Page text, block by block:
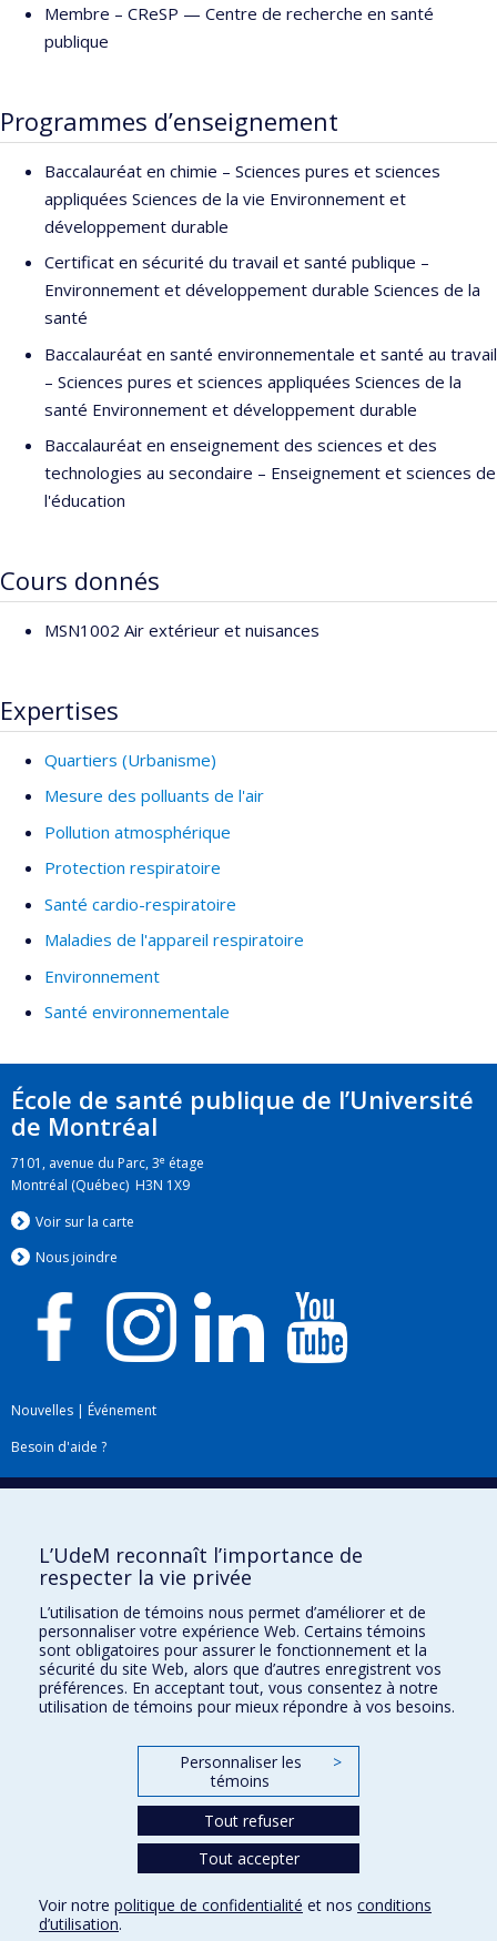
Membre – CReSP — Centre de recherche en santé
publique
Programmes d’enseignement
Baccalauréat en chimie – Sciences pures et sciences
appliquées Sciences de la vie Environnement et
développement durable
Certificat en sécurité du travail et santé publique –
Environnement et développement durable Sciences de la
santé
Baccalauréat en santé environnementale et santé au travail
– Sciences pures et sciences appliquées Sciences de la
santé Environnement et développement durable
Baccalauréat en enseignement des sciences et des
technologies au secondaire – Enseignement et sciences de
l'éducation
Cours donnés
MSN1002 Air extérieur et nuisances
Expertises
Quartiers (Urbanisme)
Mesure des polluants de l'air
Pollution atmosphérique
Protection respiratoire
Santé cardio-respiratoire
Maladies de l'appareil respiratoire
Environnement
Santé environnementale
École de santé publique de l’Université
de Montréal
7101, avenue du Parc, 3e étage
Montréal (Québec) H3N 1X9
Voir sur la carte
Nous joindre
Nouvelles | Événement
Besoin d'aide ?
Plan du site|Accessibilité
Téléchargez les logos de l'ESPUM
Paramètres des témoins
L’UdeM reconnaît l’importance de
respecter la vie privée
L’utilisation de témoins nous permet d’améliorer et de
personnaliser votre expérience Web. Certains témoins
sont obligatoires pour assurer le fonctionnement et la
sécurité du site Web, alors que d’autres enregistrent vos
préférences. En acceptant tout, vous consentez à notre
utilisation de témoins pour mieux répondre à vos besoins.
Personnaliser les
témoins
>
Tout refuser
Tout accepter
Voir notre politique de confidentialité et nos conditions
d’utilisation.